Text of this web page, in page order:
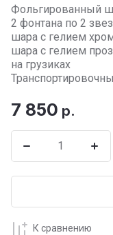
Фольгированный
2 фонтана по 2
шара с гелием
шара с гелием
на грузиках
7 850 р.
К сравнению